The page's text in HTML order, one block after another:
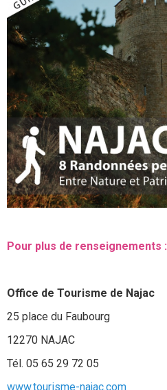
Pour plus de renseignements :
Office de Tourisme de Najac
25 place du Faubourg
12270 NAJAC
Tél. 05 65 29 72 05
www.tourisme-najac.com